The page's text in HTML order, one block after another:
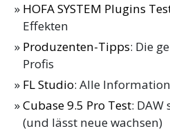
HOFA SYSTEM Plugins
Effekten
Produzenten-Tipps: Die
Profis
FL Studio: Alle
Cubase 9.5 Pro Test:
(und lässt neue wachsen)